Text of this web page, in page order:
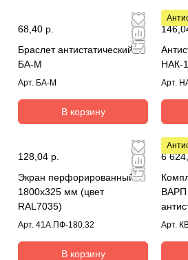
68,40 р.
Браслет антистатический
БА-М
Арт. БА-М
В корзину
НАК-
Арт.
128,04 р.
Экран перфорированный
1800х325 мм (цвет
RAL7035)
Арт. 41А.ПФ-180.32
В корзину
6
ВАРП
Арт.